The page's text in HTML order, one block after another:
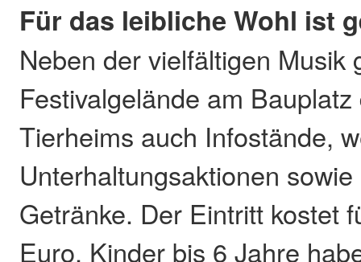
Für das leibliche Wohl ist
Neben der vielfältigen Musik
Festivalgelände am
Tierheims auch Infostände,
Unterhaltungsaktionen
Getränke. Der Eintritt kostet
Euro, Kinder bis 6 Jahre